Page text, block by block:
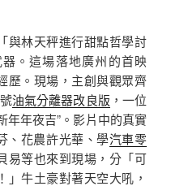
與林天秤進行甜點哲學討
。這場落地廣州的首映
歷。現場，主創與觀眾齊
油氣分離器改良版 ，一位
年年夜吉”。影片中的真實
花農許光華、學汽車零
易等也來到現場，分「可
牛土豪對著天空大吼，